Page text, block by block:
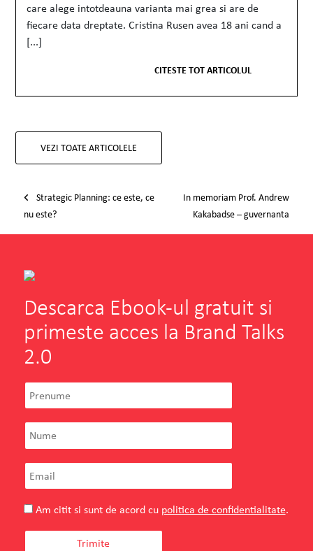
care alege intotdeauna varianta mai grea si are de
fiecare data dreptate. Cristina Rusen avea 18 ani cand a
[...]
CITESTE TOT ARTICOLUL
VEZI TOATE ARTICOLELE
Strategic Planning: ce este, ce
nu este?
In memoriam Prof. Andrew
Kakabadse – guvernanta
Descarca Ebook-ul gratuit si
primeste acces la Brand Talks
2.0
Am citit si sunt de acord cu politica de confidentialitate.